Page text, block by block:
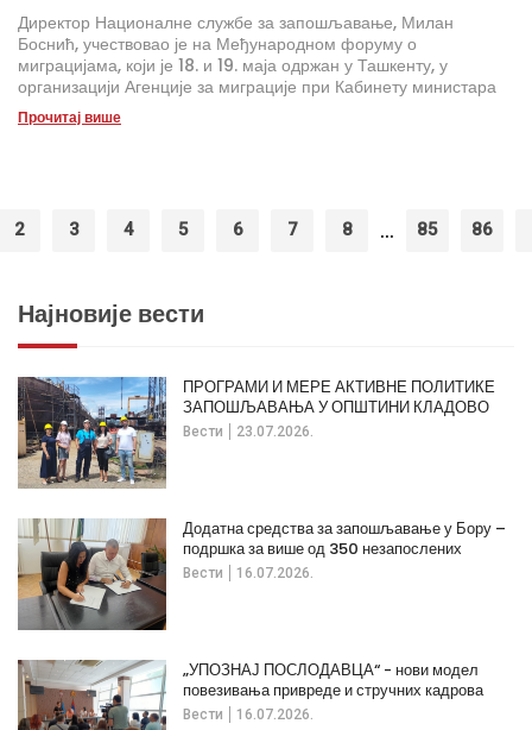
Директор Националне службе за запошљавање, Милан
Боснић, учествовао је на Међународном форуму о
миграцијама, који је 18. и 19. маја одржан у Ташкенту, у
организацији Агенције за миграције при Кабинету министара
Републике Узбекистан, у партнерству са Међународном
организацијом за миграције.
Прочитај више
2 3 4 5 6 7 8 ... 85 86
Најновије вести
Вести 23.07.2026.
ПРОГРАМИ И МЕРЕ АКТИВНЕ ПОЛИТИКЕ
ЗАПОШЉАВАЊА У ОПШТИНИ КЛАДОВО
Вести 16.07.2026.
Додатна средства за запошљавање у Бору –
подршка за више од 350 незапослених
Вести 16.07.2026.
„УПОЗНАЈ ПОСЛОДАВЦА“ - нови модел
повезивања привреде и стручних кадрова